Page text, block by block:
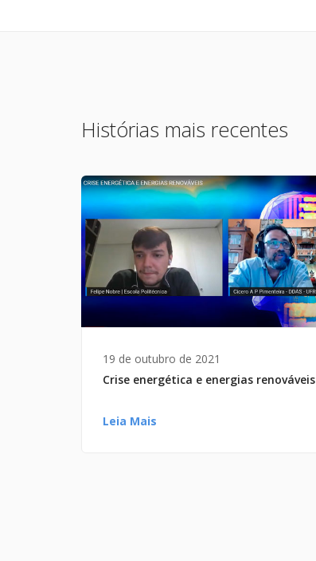
Histórias mais recentes
19 de outubro de 2021
Crise energética e energias renováveis
Leia Mais